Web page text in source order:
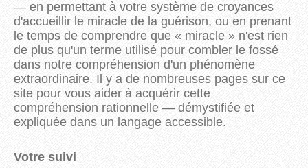
— en permettant à votre système de croyances
d'accueillir le miracle de la guérison, ou en prenant
le temps de comprendre que « miracle » n'est rien
de plus qu'un terme utilisé pour combler le fossé
dans notre compréhension d'un phénomène
extraordinaire. Il y a de nombreuses pages sur ce
site pour vous aider à acquérir cette
compréhension rationnelle — démystifiée et
expliquée dans un langage accessible.
Votre suivi